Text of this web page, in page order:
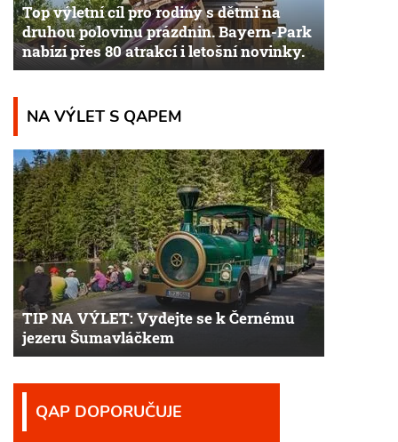
Top výletní cíl pro rodiny s dětmi na
druhou polovinu prázdnin. Bayern-Park
nabízí přes 80 atrakcí i letošní novinky.
NA VÝLET S QAPEM
TIP NA VÝLET: Vydejte se k Černému
jezeru Šumavláčkem
QAP DOPORUČUJE